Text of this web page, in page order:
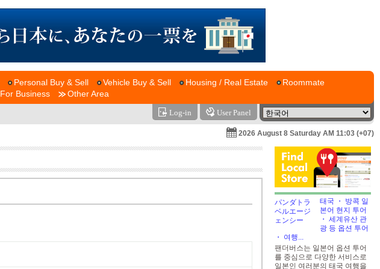
Personal Buy & Sell Vehicle Buy & Sell Housing / Real Estate
Roommate
For Business Other Area
Log-in User Panel
2026 August 8 Saturday AM 11:03 (+07)
태국 ・ 방콕 일
본어 현지 투어
・ 세계유산 관
광 등 옵션 투어
・ 여행...
팬더버스는 일본어 옵션 투어
를 중심으로 다양한 서비스로
일본인 여러분의 태국 여행을